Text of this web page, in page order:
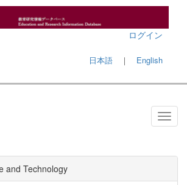
ログイン
日本語 ｜ English
and Technology